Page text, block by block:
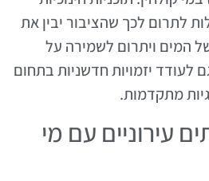
לתרום לכך שהציבור יבין את
המים ויתרום לשמירה על
לעודד יזמויות חדשניות בתחום
מתקדמות.
עירוניים עם מי